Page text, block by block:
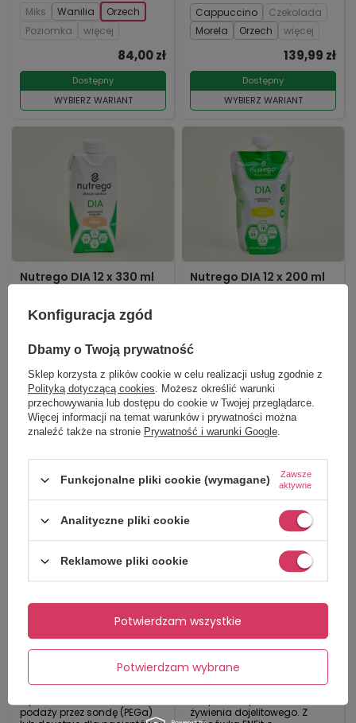
Miks Wanilia
Orzech
Poziomka
więcej
Dostępny
WYBIERZ WARIANT
84,00 zł
Cappuccino
Czekolada
Morela
Orzech więcej
Dostępny
WYBIERZ WARIANT
139,99 zł
Nutrego DIA 12 x 330 ml
bogatoresztkowa, kompletna
pod względem odżywczym
cukrzycą.
Czekolada
Orzech
Wanilia
WYBIERZ WARIANT
139,99 zł
Nutrego DIA 12 x 200 ml
cukrzycą.
Wanilia
Orzech
Czekolada
WYBIERZ WARIANT
110,00 zł
Nutrego FORTE o smaku
neutralnym do zgłębnika
Wysokokaloryczna,
podaży przez sondę (PEGa)
Strzykawka Enteralna
ENFit 60 ml (1 szt.) - KD
Jednorazowa, trzyczęściowa,
żywienia dojelitowego. Z
Konfiguracja zgód
Dbamy o Twoją prywatność
Sklep korzysta z plików cookie w celu realizacji usług zgodnie z
Polityką dotyczącą cookies. Możesz określić warunki
przechowywania lub dostępu do cookie w Twojej przeglądarce.
Więcej informacji na temat warunków i prywatności można
znaleźć także na stronie Prywatność i warunki Google.
Funkcjonalne pliki cookie (wymagane)
Zawsze
aktywne
Analityczne pliki cookie
Reklamowe pliki cookie
Potwierdzam wybrane
Potwierdzam wszystkie